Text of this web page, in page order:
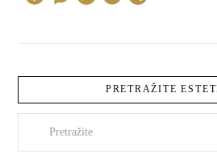
PRETRAŽITE